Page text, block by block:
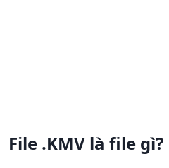
File .KMV là file gì?